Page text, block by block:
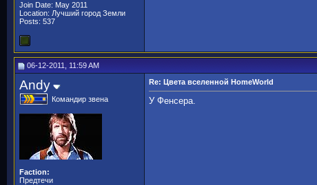
Join Date: May 2011
Location: Лучший город Земли
Posts: 537
06-12-2011, 11:59 AM
Andy
Командир звена
Faction:
Предтечи
Re: Цвета вселенной HomeWorld
У Фенсера.